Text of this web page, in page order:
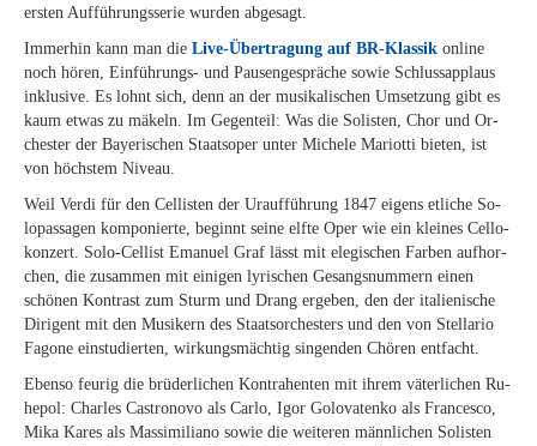
ers­ten Auf­füh­rungs­se­rie wur­den abgesagt.
Im­mer­hin kann man die Live-Über­tra­gung auf BR-Klas­sik on­line
noch hö­ren, Ein­füh­rungs- und Pau­sen­ge­sprä­che so­wie Schluss­ap­plaus
in­klu­si­ve. Es lohnt sich, denn an der mu­si­ka­li­schen Um­set­zung gibt es
kaum et­was zu mä­keln. Im Ge­gen­teil: Was die So­lis­ten, Chor und Or­
ches­ter der Baye­ri­schen Staats­oper un­ter Mi­che­le Ma­riot­ti bie­ten, ist
von höchs­tem Niveau.
Weil Ver­di für den Cel­lis­ten der Ur­auf­füh­rung 1847 ei­gens et­li­che So­
lo­pas­sa­gen kom­po­nier­te, be­ginnt sei­ne elf­te Oper wie ein klei­nes Cel­lo­
kon­zert. Solo-Cel­list Ema­nu­el Graf lässt mit ele­gi­schen Far­ben auf­hor­
chen, die zu­sam­men mit ei­ni­gen ly­ri­schen Ge­sangs­num­mern ei­nen
schö­nen Kon­trast zum Sturm und Drang er­ge­ben, den der ita­lie­ni­sche
Di­ri­gent mit den Mu­si­kern des Staats­or­ches­ters und den von Stel­la­rio
Fa­go­ne ein­stu­dier­ten, wir­kungs­mäch­tig sin­gen­den Chö­ren entfacht.
Eben­so feu­rig die brü­der­li­chen Kon­tra­hen­ten mit ih­rem vä­ter­li­chen Ru­
he­pol: Charles Cas­tro­no­vo als Car­lo, Igor Go­lo­va­ten­ko als Fran­ces­co,
Mika Ka­res als Mas­si­mi­lia­no so­wie die wei­te­ren männ­li­chen So­lis­ten